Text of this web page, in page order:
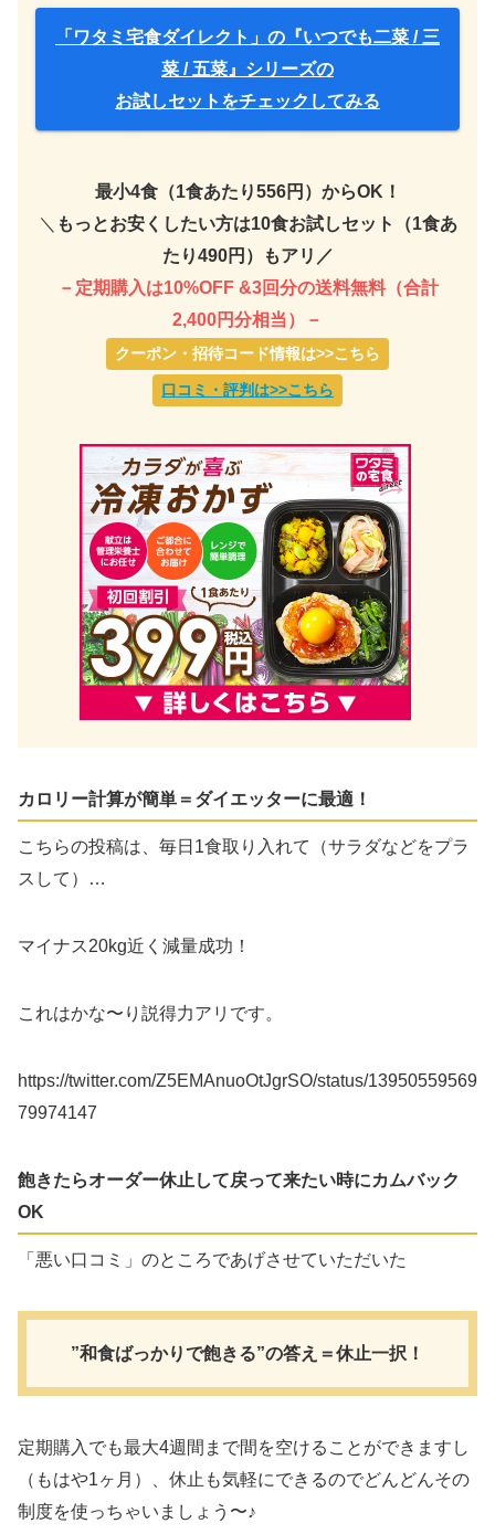
「ワタミ宅食ダイレクト」の『いつでも二菜 / 三
菜 / 五菜』シリーズの
お試しセットをチェックしてみる
最小4食（1食あたり556円）からOK！
＼ もっとお安くしたい方は10食お試しセット（1食あ
たり490円）もアリ／
－定期購入は10%OFF &3回分の送料無料（合計
2,400円分相当）－
クーポン・招待コード情報は>>こちら
口コミ・評判は>>こちら
カロリー計算が簡単＝ダイエッターに最適！
こちらの投稿は、毎日1食取り入れて（サラダなどをプラ
スして）…
マイナス20kg近く減量成功！
これはかな〜り説得力アリです。
https://twitter.com/Z5EMAnuoOtJgrSO/status/13950559569
79974147
飽きたらオーダー休止して戻って来たい時にカムバック
OK
「悪い口コミ」のところであげさせていただいた
”和食ばっかりで飽きる”の答え＝休止一択！
定期購入でも最大4週間まで間を空けることができますし
（もはや1ヶ月）、休止も気軽にできるのでどんどんその
制度を使っちゃいましょう〜♪